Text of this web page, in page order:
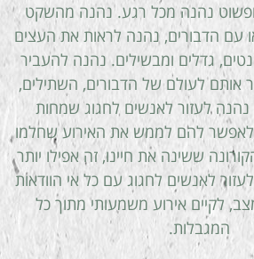
נהנה מכל רגע. נהנה מהשקט
עם הדבורים, נהנה לראות את העצים
גדלים ומבשילים. נהנה להעביר
אותם לעולם של הדבורים, השתילים,
לעזור לאנשים לחגוג שמחות
ולאפשר להם לממש את האירוע שחלמו
ששינה את חיינו, זה אפילו יותר
לאנשים לחגוג עם כל אי הוודאות
לקיים אירוע משמעותי מתוך כל
המגבלות.